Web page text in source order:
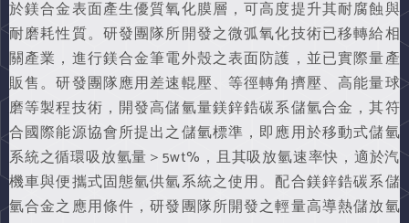
於鎂合金表面產生優質氧化膜層，可高度提升其耐腐蝕與
耐磨耗性質。研發團隊所開發之微弧氧化技術已移轉給相
關產業，進行鎂合金筆電外殼之表面防護，並已實際量產
販售。研發團隊應用差速輥壓、等徑轉角擠壓、高能量球
磨等製程技術，開發高儲氫量鎂鋅鋯碳系儲氫合金，其符
合國際能源協會所提出之儲氫標準，即應用於移動式儲氫
系統之循環吸放氫量＞5wt%，且其吸放氫速率快，適於汽
機車與便攜式固態氫供氫系統之使用。配合鎂鋅鋯碳系儲
氫合金之應用條件，研發團隊所開發之輕量高導熱儲放氫